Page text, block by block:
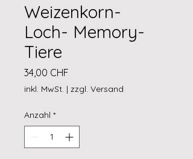
Weizenkorn-
Loch- Memory-
Tiere
34,00 CHF
inkl. MwSt. | zzgl. Versand
Anzahl *